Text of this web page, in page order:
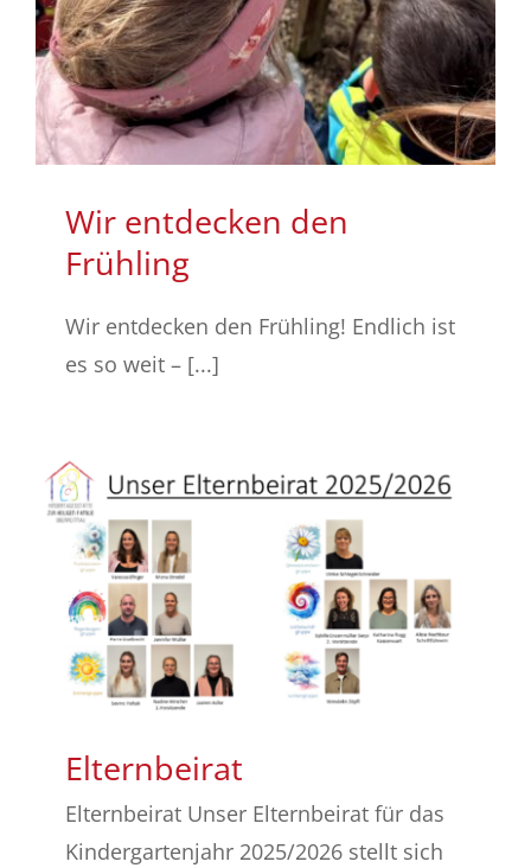
Wir entdecken den
Frühling
Wir entdecken den Frühling! Endlich ist
es so weit – [...]
Elternbeirat
Elternbeirat Unser Elternbeirat für das
Kindergartenjahr 2025/2026 stellt sich